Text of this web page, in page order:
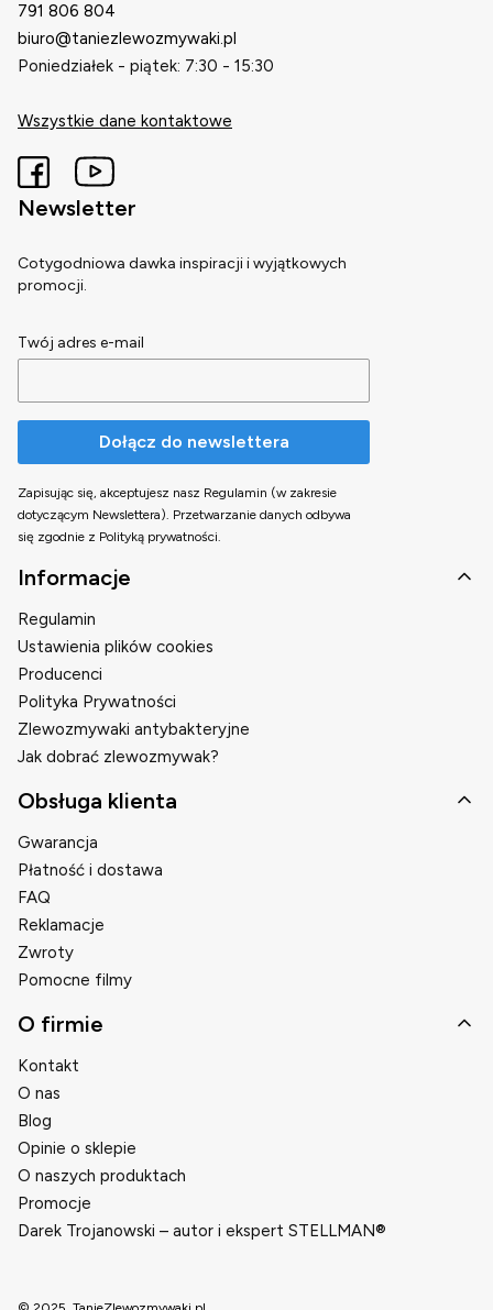
791 806 804
biuro@taniezlewozmywaki.pl
Poniedziałek - piątek: 7:30 - 15:30
Wszystkie dane kontaktowe
Newsletter
Cotygodniowa dawka inspiracji i wyjątkowych
promocji.
Twój adres e-mail
Dołącz do newslettera
Zapisując się, akceptujesz nasz Regulamin (w zakresie
dotyczącym Newslettera). Przetwarzanie danych odbywa
się zgodnie z Polityką prywatności.
Linki w stopce
Informacje
Regulamin
Ustawienia plików cookies
Producenci
Polityka Prywatności
Zlewozmywaki antybakteryjne
Jak dobrać zlewozmywak?
Obsługa klienta
Gwarancja
Płatność i dostawa
FAQ
Reklamacje
Zwroty
Pomocne filmy
O firmie
Kontakt
O nas
Blog
Opinie o sklepie
O naszych produktach
Promocje
Darek Trojanowski – autor i ekspert STELLMAN®